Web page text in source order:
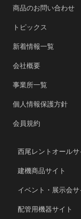
商品のお問い合わせ
トピックス
新着情報一覧
会社概要
事業所一覧
個人情報保護方針
会員規約
西尾レントオールサ
建機商品サイト
イベント・展示会サ
配管用機器サイト